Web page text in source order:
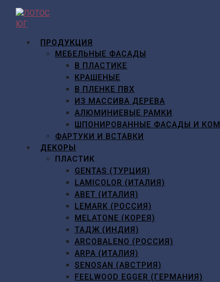
Перейти
содержимому
ПРОДУКЦИЯ
МЕБЕЛЬНЫЕ ФАСАДЫ
В ПЛАСТИКЕ
КРАШЕНЫЕ
В ПЛЕНКЕ ПВХ
ИЗ МАССИВА ДЕРЕВА
АЛЮМИНИЕВЫЕ РАМКИ
ШПОНИРОВАННЫЕ ФАСАДЫ И
ФАРТУКИ И ВСТАВКИ
ДЕКОРЫ
ПЛАСТИК
GENTAS (ТУРЦИЯ)
LAMICOLOR (ИТАЛИЯ)
ABET (ИТАЛИЯ)
LEMARK (РОССИЯ)
MELATONE (КОРЕЯ)
ТАДЖ (ИНДИЯ)
ARCOBALENO (РОССИЯ)
ARPA (ИТАЛИЯ)
SENOSAN (АВСТРИЯ)
FEELWOOD EGGER (ГЕРМАНИЯ)